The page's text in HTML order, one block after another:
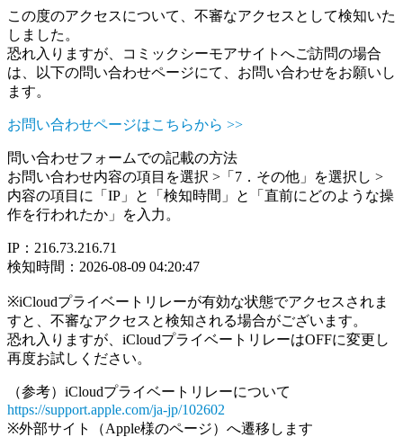
この度のアクセスについて、不審なアクセスとして検知いた
しました。
恐れ入りますが、コミックシーモアサイトへご訪問の場合
は、以下の問い合わせページにて、お問い合わせをお願いし
ます。
お問い合わせページはこちらから >>
問い合わせフォームでの記載の方法
お問い合わせ内容の項目を選択 >「7．その他」を選択し >
内容の項目に「IP」と「検知時間」と「直前にどのような操
作を行われたか」を入力。
IP：216.73.216.71
検知時間：2026-08-09 04:20:47
※iCloudプライベートリレーが有効な状態でアクセスされま
すと、不審なアクセスと検知される場合がございます。
恐れ入りますが、iCloudプライベートリレーはOFFに変更し
再度お試しください。
（参考）iCloudプライベートリレーについて
https://support.apple.com/ja-jp/102602
※外部サイト（Apple様のページ）へ遷移します